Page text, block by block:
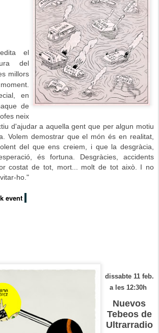
el
del
millors
en
de
neix
d'ajudar a aquella gent que per algun motiu
Volem demostrar que el món és en realitat,
del que ens creiem, i que la desgràcia,
és fortuna. Desgràcies, accidents
costat de tot, mort... molt de tot això. I no
ho."
event
dissabte 11 feb.
a les 12:30h
Nuevos
Tebeos de
Ultrarradio